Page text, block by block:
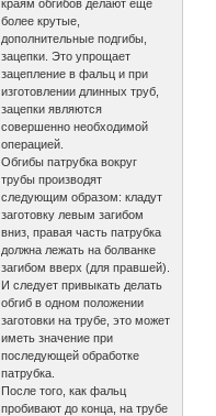
краям обгибов делают ещё
более крутые,
дополнительные подгибы,
зацепки. Это упрощает
зацепление в фальц и при
изготовлении длинных труб,
зацепки являются
совершенно необходимой
операцией.
Обгибы патрубка вокруг
трубы производят
следующим образом: кладут
заготовку левым загибом
вниз, правая часть патрубка
должна лежать на болванке
загибом вверх (для правшей).
И следует привыкать делать
обгиб в одном положении
заготовки на трубе, это может
иметь значение при
последующей обработке
патрубка.
После того, как фальц
пробивают до конца, на трубе